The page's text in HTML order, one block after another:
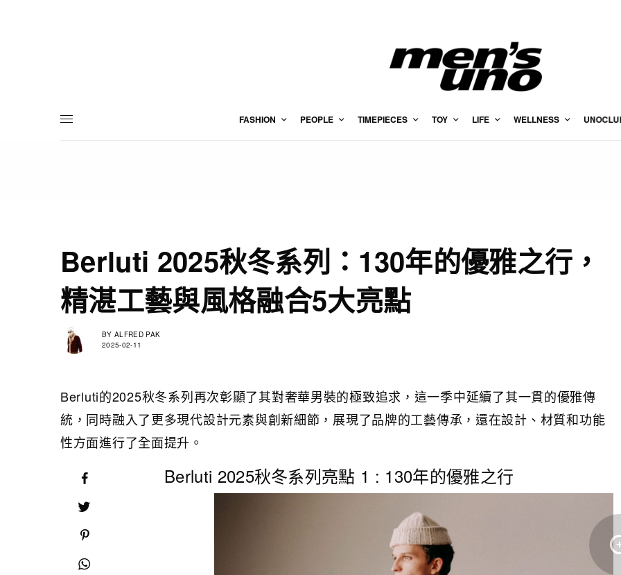
FASHION PEOPLE TIMEPIECES TOY LIFE WELLNESS
Berluti 2025秋冬系列：130年的優雅之行，
精湛工藝與風格融合5大亮點
BY ALFRED PAK
2025-02-11
Berluti的2025秋冬系列再次彰顯了其對奢華男裝的極致追求，這一季中延續了其一貫的優雅傳
統，同時融入了更多現代設計元素與創新細節，展現了品牌的工藝傳承，還在設計、材質和功能
性方面進行了全面提升。
Berluti 2025秋冬系列亮點 1 : 130年的優雅之行